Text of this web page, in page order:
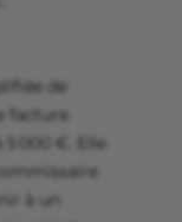
de
facture
000 €. Elle
à un